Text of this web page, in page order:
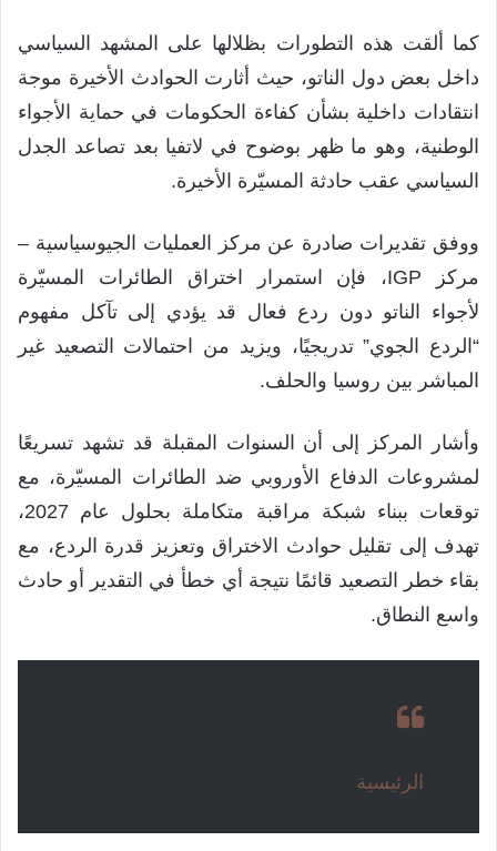
كما ألقت هذه التطورات بظلالها على المشهد السياسي
داخل بعض دول الناتو، حيث أثارت الحوادث الأخيرة موجة
انتقادات داخلية بشأن كفاءة الحكومات في حماية الأجواء
الوطنية، وهو ما ظهر بوضوح في لاتفيا بعد تصاعد الجدل
السياسي عقب حادثة المسيّرة الأخيرة.
ووفق تقديرات صادرة عن مركز العمليات الجيوسياسية –
مركز IGP، فإن استمرار اختراق الطائرات المسيّرة
لأجواء الناتو دون ردع فعال قد يؤدي إلى تآكل مفهوم
“الردع الجوي” تدريجيًا، ويزيد من احتمالات التصعيد غير
المباشر بين روسيا والحلف.
وأشار المركز إلى أن السنوات المقبلة قد تشهد تسريعًا
لمشروعات الدفاع الأوروبي ضد الطائرات المسيّرة، مع
توقعات ببناء شبكة مراقبة متكاملة بحلول عام 2027،
تهدف إلى تقليل حوادث الاختراق وتعزيز قدرة الردع، مع
بقاء خطر التصعيد قائمًا نتيجة أي خطأ في التقدير أو حادث
واسع النطاق.
الرئيسية